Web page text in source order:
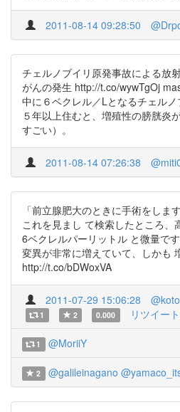
2011-08-14 09:28:50
チェルノブイリ原発事故による放
がんの発生 http://t.co/wywTgOj
中に６ベクレル／Lとなるチェル
５年以上住むと、増殖性の膀胱炎
すごい）。
2011-08-14 07:26:38
「前立腺肥大のときに手術をしま
これを見まし て検索したところ、
6ベクレルパーリットル と微量で
変異が非常に増えていて、しかも
http://t.co/bDWoxVA
2011-07-29 15:06:28
1 2 0.000 リツイー
1 @MoriiY
2 @galileinagano